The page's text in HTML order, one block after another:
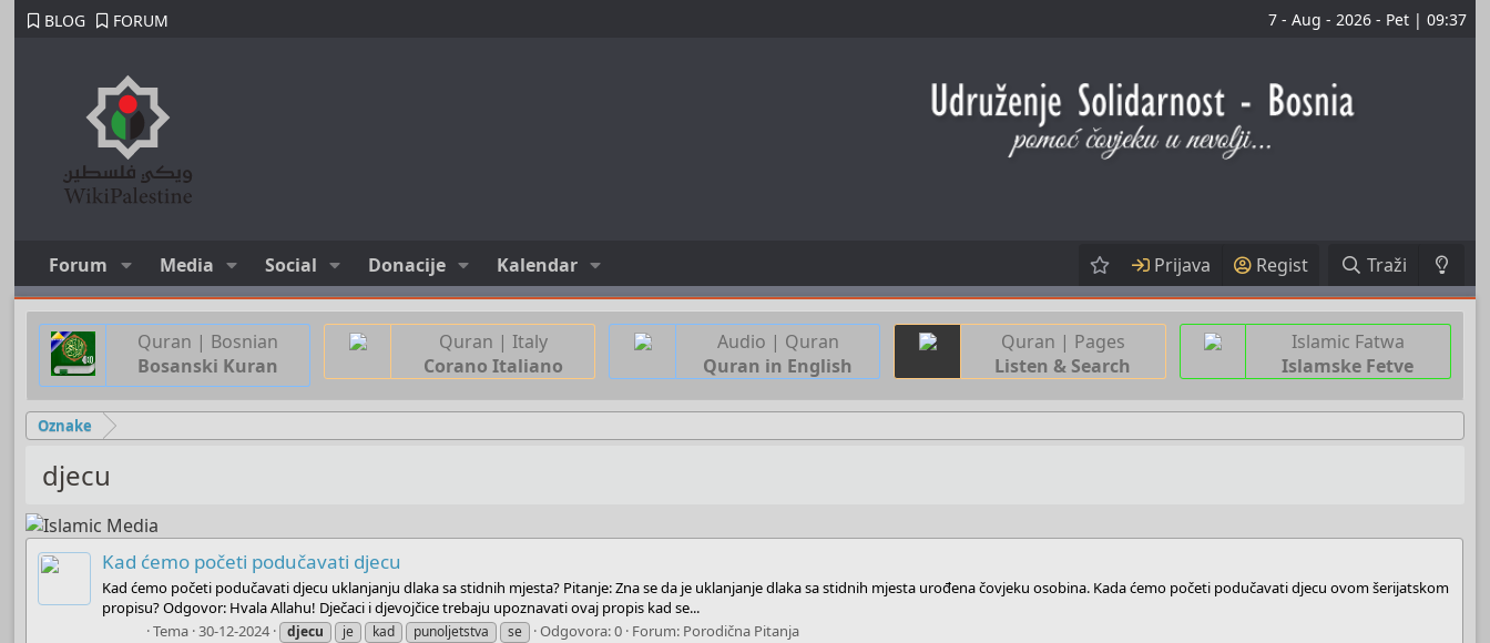
BLOG FORUM 7 - Aug - 2026 - Pet | 09:37
Forum Media Social Donacije Kalendar Prijava Regist Traži
Quran | Bosnian
Bosanski Kuran
Quran | Italy
Corano Italiano
Audio | Quran
Quran in English
Quran | Pages
Listen & Search
Islamic Fatwa
Islamske Fetve
Oznake
djecu
Kad ćemo početi podučavati djecu
Kad ćemo početi podučavati djecu uklanjanju dlaka sa stidnih mjesta? Pitanje: Zna se da je uklanjanje dlaka sa stidnih mjesta urođena čovjeku osobina. Kada ćemo početi podučavati djecu ovom šerijatskom
propisu? Odgovor: Hvala Allahu! Dječaci i djevojčice trebaju upoznavati ovaj propis kad se...
Tema 30-12-2024 djecu je kad punoljetstva se Odgovora: 0 Forum: Porodična Pitanja